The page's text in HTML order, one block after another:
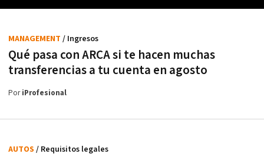
Qué pasa con ARCA si te hacen muchas
transferencias a tu cuenta en agosto
MANAGEMENT / Ingresos
PoriProfesional
AUTOS / Requisitos legales